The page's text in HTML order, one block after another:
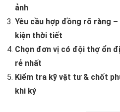
ảnh
Yêu cầu hợp đồng rõ ràng
kiện thời tiết
Chọn đơn vị có đội thợ ổn
rẻ nhất
Kiểm tra kỹ vật tư & chốt
khi ký